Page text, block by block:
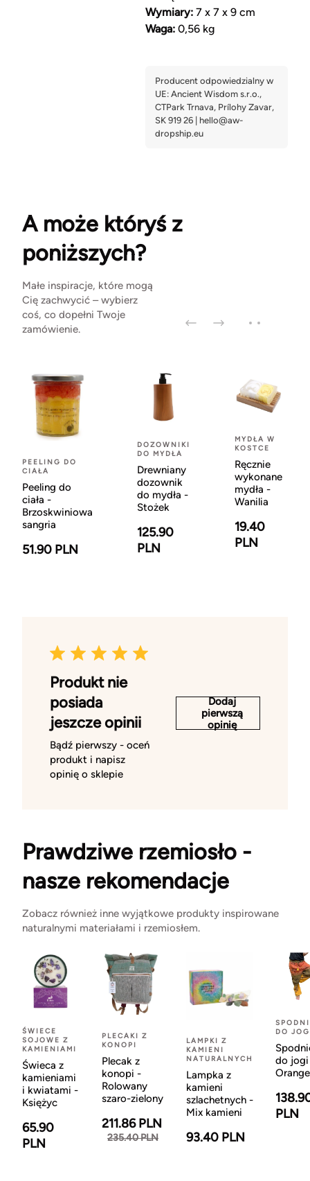
Wymiary:7 x 7 x 9 cm
Waga:0,56 kg
A może któryś z
poniższych?
Małe inspiracje, które mogą
Cię zachwycić – wybierz
coś, co dopełni Twoje
zamówienie.
PEELING DO
CIAŁA
Peeling do
ciała -
Brzoskwiniowa
sangria
51.90 PLN
DOZOWNIKI
DO MYDŁA
Drewniany
dozownik
do mydła -
Stożek
125.90
PLN
MYDŁA W
KOSTCE
Ręcznie
wykonane
mydła -
Wanilia
19.40
PLN
Produkt nie
posiada
jeszcze opinii
Bądź pierwszy - oceń
produkt i napisz
opinię o sklepie
Dodaj
pierwszą
opinię
Prawdziwe rzemiosło -
nasze rekomendacje
Zobacz również inne wyjątkowe produkty inspirowane
naturalnymi materiałami i rzemiosłem.
ŚWIECE
SOJOWE Z
KAMIENIAMI
Świeca z
kamieniami
i kwiatami -
Księżyc
65.90
PLN
PLECAKI Z
KONOPI
Plecak z
konopi -
Rolowany
szaro-zielony
211.86 PLN
235.40 PLN
LAMPKI Z
KAMIENI
NATURALNYCH
Lampka z
kamieni
szlachetnych -
Mix kamieni
93.40 PLN
DO
do
Orange
PLN